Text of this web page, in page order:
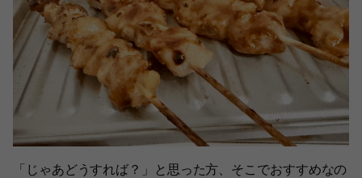
「じゃあどうすれば？」と思った方、そこでおすすめなの